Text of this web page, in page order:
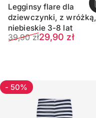
Legginsy flare dla
dziewczynki, z wróżką,
niebieskie 3-8 lat
Cena sprzedaży
29,90 zł
Normalna cena
39,90 zł
- 50%